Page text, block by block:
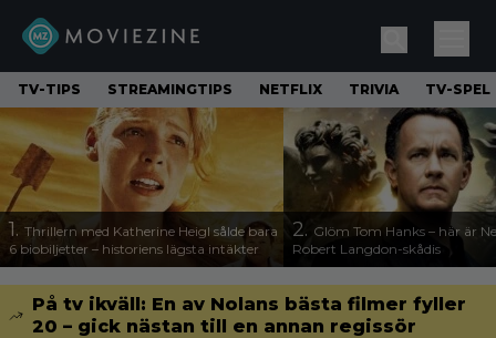
TV-TIPS STREAMINGTIPS NETFLIX TRIVIA TV-SPEL
1. Thrillern med Katherine Heigl sålde bara
6 biobiljetter – historiens lägsta intäkter
2. Glöm Tom Hanks – här är
Robert Langdon-skådis
På tv ikväll: En av Nolans bästa filmer fyller
20 – gick nästan till en annan regissör